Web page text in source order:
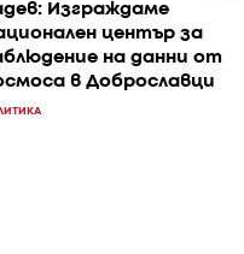
Изграждаме
център за
на данни от
в Доброславци